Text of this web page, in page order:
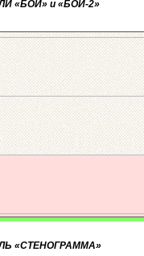
«БОЙ» и «БОЙ-2»
«СТЕНОГРАММА»